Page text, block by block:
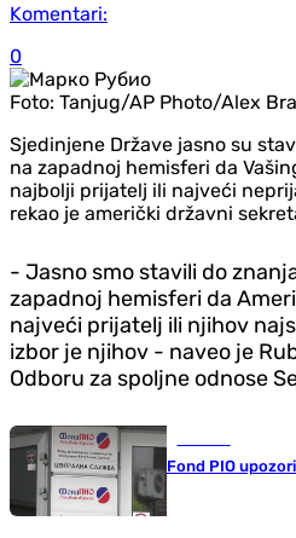
Komentari:
0
Foto: Tanjug/AP Photo/Alex
Sjedinjene Države jasno su
na zapadnoj hemisferi da
najbolji prijatelj ili najveći
rekao je američki državni
- Jasno smo stavili do
zapadnoj hemisferi da
najveći prijatelj ili njihov
izbor je njihov - naveo je
Odboru za spoljne odnose
Fond PIO